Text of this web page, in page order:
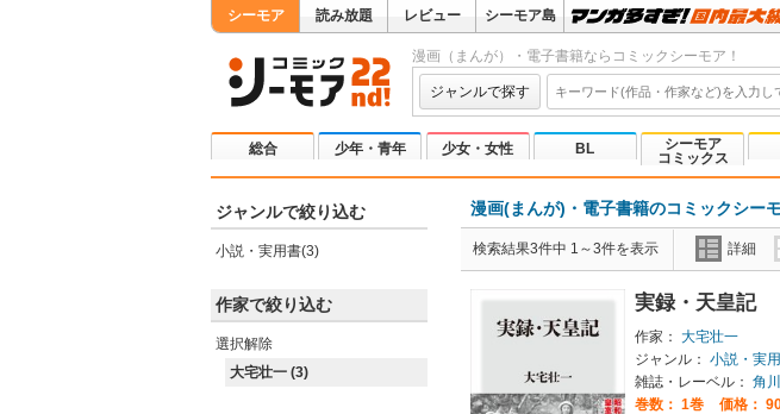
シーモア 読み放題 レビュー シーモア島
漫画（まんが）・電子書籍ならコミックシーモア！
ジャンルで探す
総合 少年・青年 少女・女性 BL
シーモア
コミックス
ジャンルで絞り込む
小説・実用書(3)
作家で絞り込む
選択解除
大宅壮一 (3)
漫画(まんが)・電子書籍のコミックシー
検索結果3件中 1～3件を表示 詳細
実録・天皇記
作家： 大宅壮一
ジャンル： 小説・実
雑誌・レーベル： 角
巻数： 1巻
価格：